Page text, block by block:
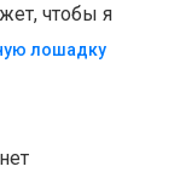
чтобы я
лошадку
нет